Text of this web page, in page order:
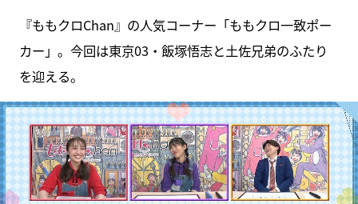
『ももクロChan』の人気コーナー「ももクロ一致ポー
カー」。今回は東京03・飯塚悟志と土佐兄弟のふたり
を迎える。